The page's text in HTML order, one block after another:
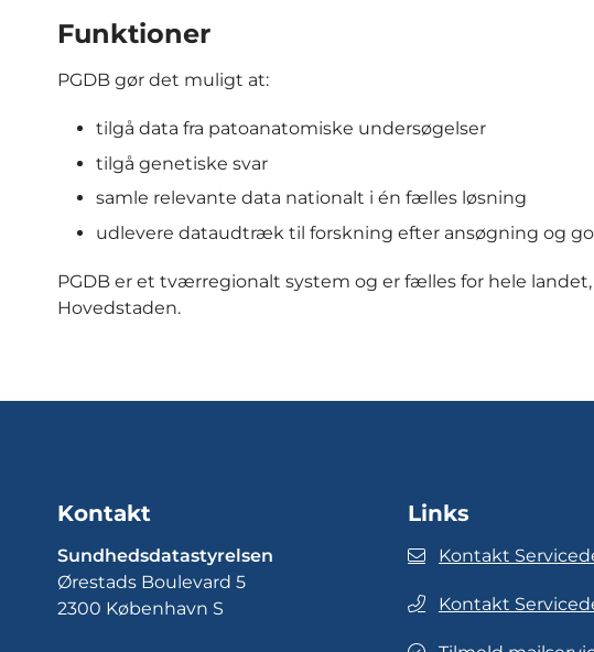
Funktioner
PGDB gør det muligt at:
tilgå data fra patoanatomiske undersøgelser
tilgå genetiske svar
samle relevante data nationalt i én fælles løsning
udlevere dataudtræk til forskning efter ansøgning og
PGDB er et tværregionalt system og er fælles for hele
Hovedstaden.
Kontakt
Sundhedsdatastyrelsen
Ørestads Boulevard 5
2300 København S
Links
Kontakt
Kontakt